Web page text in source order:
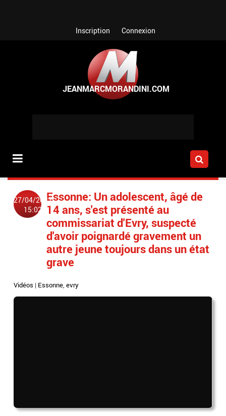
Inscription Connexion
27/04/2022
15:02
Essonne: Un adolescent, âgé de
14 ans, s'est présenté au
commissariat d'Evry, suspecté
d'avoir poignardé gravement un
autre jeune toujours dans un état
grave
Vidéos | Essonne,evry